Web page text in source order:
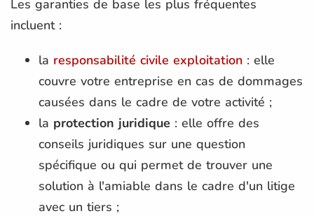
Les garanties de base les plus fréquentes
incluent :
la responsabilité civile exploitation : elle
couvre votre entreprise en cas de dommages
causées dans le cadre de votre activité ;
la protection juridique : elle offre des
conseils juridiques sur une question
spécifique ou qui permet de trouver une
solution à l'amiable dans le cadre d'un litige
avec un tiers ;